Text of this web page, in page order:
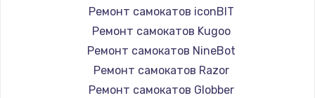
Ремонт самокатов iconBIT
Ремонт самокатов Kugoo
Ремонт самокатов NineBot
Ремонт самокатов Razor
Ремонт самокатов Globber